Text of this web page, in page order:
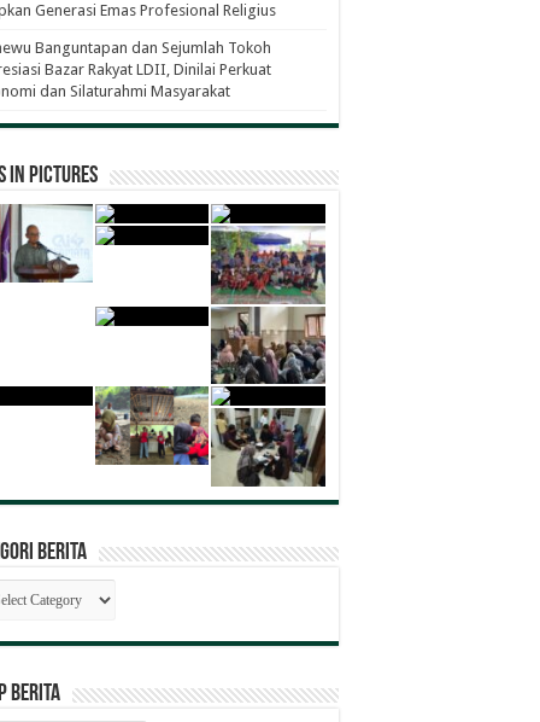
Generasi Emas Profesional Religius
Banguntapan dan Sejumlah Tokoh
Bazar Rakyat LDII, Dinilai Perkuat
dan Silaturahmi Masyarakat
in Pictures
Berita
BERITA